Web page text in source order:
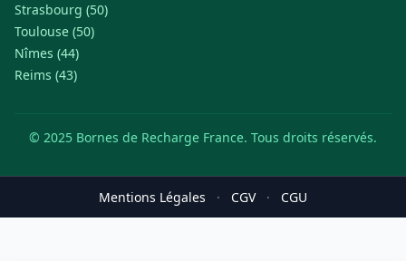
Strasbourg (50)
Toulouse (50)
Nîmes (44)
Reims (43)
© 2025 Bornes de Recharge France. Tous droits réservés.
Mentions Légales · CGV · CGU